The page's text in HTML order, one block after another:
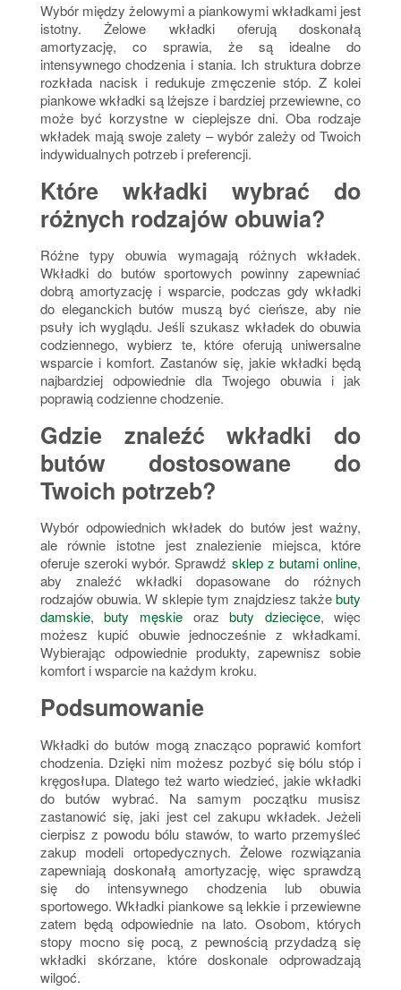
Wybór między żelowymi a piankowymi wkładkami jest
istotny.Żelowe wkładki oferują doskonałą
amortyzację, co sprawia, że są idealne do
intensywnego chodzenia i stania. Ich struktura dobrze
rozkłada nacisk i redukuje zmęczenie stóp.Z kolei
piankowe wkładki są lżejsze i bardziej przewiewne, co
może być korzystne w cieplejsze dni. Oba rodzaje
wkładek mają swoje zalety – wybór zależy od Twoich
indywidualnych potrzeb i preferencji.
Które wkładki wybrać do
różnych rodzajów obuwia?
Różne typy obuwia wymagają różnych wkładek.
Wkładki do butów sportowych powinny zapewniać
dobrą amortyzację i wsparcie, podczas gdy wkładki
do eleganckich butów muszą być cieńsze, aby nie
psuły ich wyglądu. Jeśli szukasz wkładek do obuwia
codziennego, wybierz te, które oferują uniwersalne
wsparcie i komfort. Zastanów się, jakie wkładki będą
najbardziej odpowiednie dla Twojego obuwia i jak
poprawią codzienne chodzenie.
Gdzie znaleźć wkładki do
butów dostosowane do
Twoich potrzeb?
Wybór odpowiednich wkładek do butów jest ważny,
ale równie istotne jest znalezienie miejsca, które
oferuje szeroki wybór. Sprawdź sklep z butami online,
aby znaleźć wkładki dopasowane do różnych
rodzajów obuwia. W sklepie tym znajdziesz także buty
damskie, buty męskieoraz buty dziecięce, więc
możesz kupić obuwie jednocześnie z wkładkami.
Wybierając odpowiednie produkty, zapewnisz sobie
komfort i wsparcie na każdym kroku.
Podsumowanie
Wkładki do butów mogą znacząco poprawić komfort
chodzenia. Dzięki nim możesz pozbyć się bólu stóp i
kręgosłupa. Dlatego też warto wiedzieć, jakie wkładki
do butów wybrać. Na samym początku musisz
zastanowić się, jaki jest cel zakupu wkładek. Jeżeli
cierpisz z powodu bólu stawów, to warto przemyśleć
zakup modeli ortopedycznych. Żelowe rozwiązania
zapewniają doskonałą amortyzację, więc sprawdzą
się do intensywnego chodzenia lub obuwia
sportowego.Wkładki piankowe są lekkie i przewiewne
zatem będą odpowiednie na lato. Osobom, których
stopy mocno się pocą, z pewnością przydadzą się
wkładki skórzane, które doskonale odprowadzają
wilgoć.